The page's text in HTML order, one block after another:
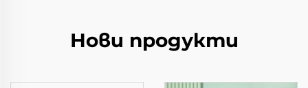
Нови продукти